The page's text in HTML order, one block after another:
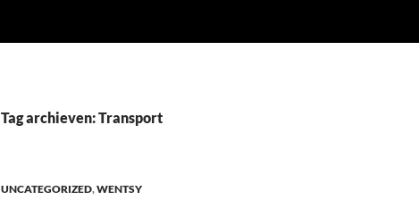
Tag archieven: Transport
UNCATEGORIZED,WENTSY